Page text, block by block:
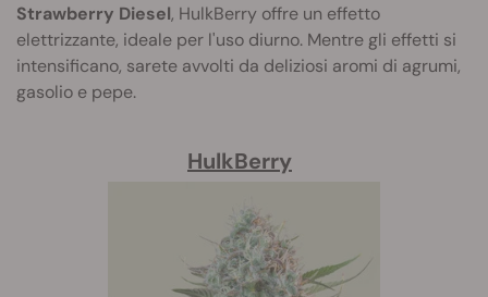
Strawberry Diesel, HulkBerry offre un effetto
elettrizzante, ideale per l'uso diurno. Mentre gli effetti si
intensificano, sarete avvolti da deliziosi aromi di agrumi,
gasolio e pepe.
HulkBerry